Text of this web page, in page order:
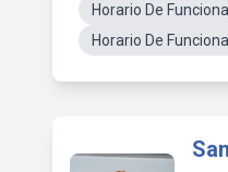
Horario De
Horario De